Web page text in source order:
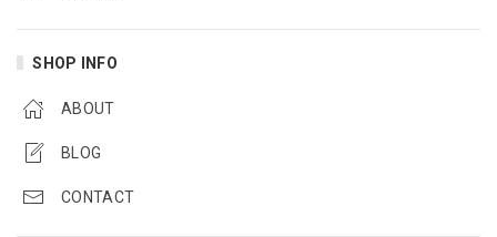
SHOP INFO
ABOUT
BLOG
CONTACT